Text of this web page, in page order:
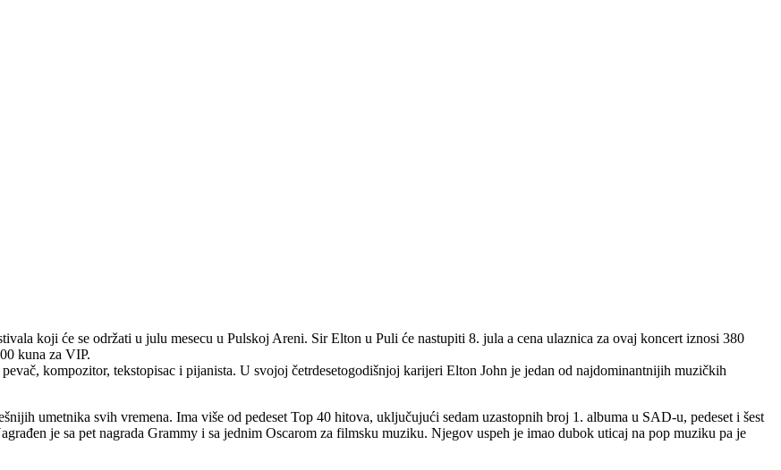
koji će se održati u julu mesecu u Pulskoj Areni. Sir Elton u Puli će nastupiti 8. jula a cena ulaznica za ovaj koncert iznosi 380
kuna za VIP.
kompozitor, tekstopisac i pijanista. U svojoj četrdesetogodišnjoj karijeri Elton John je jedan od najdominantnijih muzičkih
umetnika svih vremena. Ima više od pedeset Top 40 hitova, uključujući sedam uzastopnih broj 1. albuma u SAD-u, pedeset i šest
je sa pet nagrada Grammy i sa jednim Oscarom za filmsku muziku. Njegov uspeh je imao dubok uticaj na pop muziku pa je